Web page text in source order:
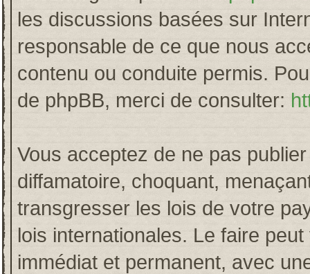
les discussions basées sur
responsable de ce que nous
contenu ou conduite permis.
de phpBB, merci de consulter:
Vous acceptez de ne pas
diffamatoire, choquant,
transgresser les lois de votre
lois internationales. Le faire
immédiat et permanent, avec